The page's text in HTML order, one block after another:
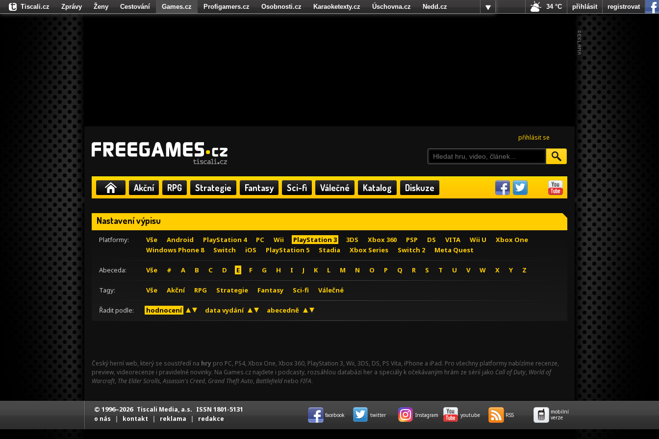
přihlásit se
Akční RPG Strategie Fantasy Sci-fi Válečné Katalog Diskuze
Nastavení výpisu
Platformy: Vše Android PlayStation 4 PC Wii PlayStation 3 3DS Xbox 360 PSP DS VITA Wii U
Xbox One
Windows Phone 8
Switch iOS PlayStation 5 Stadia Xbox Series Switch 2 Meta Quest
Abeceda: Vše # A B C D E F G H I J K L M N O P Q R S T U V W X Y Z
Tagy: Vše Akční RPG Strategie Fantasy Sci-fi Válečné
Řadit podle: hodnocení data vydání abecedně
Český herní web, který se soustředí na hry pro PC, PS4, Xbox One, Xbox 360, PlayStation 3, Wii, 3DS, DS, PS Vita, iPhone a iPad. Pro všechny platformy nabízíme recenze,
preview, videorecenze i pravidelné novinky. Na Games.cz najdete i podcasty, rozsáhlou databázi her a speciály k očekávaným hrám ze sérií jako Call of Duty, World of
Warcraft, The Elder Scrolls,Assassin's Creed, Grand Theft Auto, Battlefield nebo FIFA.
Tiscali.cz Zprávy Ženy Cestování Games.cz Profigamers.cz Osobnosti.cz Karaoketexty.cz Úschovna.cz
Nedd.cz
Fights.cz
34 °C přihlásit registrovat
© 1996–2026 Tiscali Media, a.s. ISSN 1801-5131
o nás | kontakt | reklama | redakce facebook twitter Instagram youtube RSS
mobilní
verze